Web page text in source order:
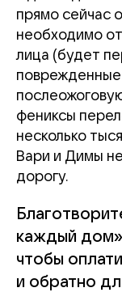
прямо сейчас
необходимо
лица (будет
поврежденные
фениксы
несколько
Вари и Димы
дорогу.
каждый
чтобы
и обратно